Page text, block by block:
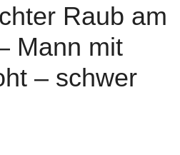
Raub am
Mann mit
– schwer